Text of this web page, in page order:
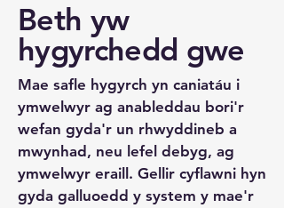
Beth yw
hygyrchedd gwe
Mae safle hygyrch yn caniatáu i
ymwelwyr ag anableddau bori'r
wefan gyda'r un rhwyddineb a
mwynhad, neu lefel debyg, ag
ymwelwyr eraill. Gellir cyflawni hyn
gyda galluoedd y system y mae'r